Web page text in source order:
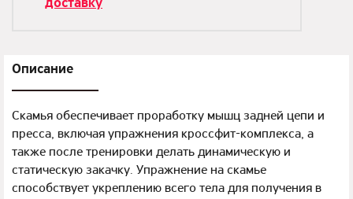
доставку
Описание
Скамья обеспечивает проработку мышц задней цепи и
пресса, включая упражнения кроссфит-комплекса, а
также после тренировки делать динамическую и
статическую закачку. Упражнение на скамье
способствует укреплению всего тела для получения в